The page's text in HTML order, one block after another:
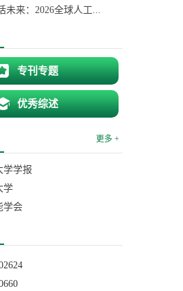
未来：2026全球人工...
专刊专题
优秀综述
更多 +
学学报
学
学会